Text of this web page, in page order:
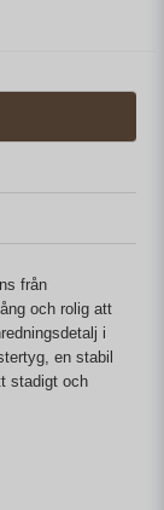
från
och rolig att
i
en stabil
stadigt och